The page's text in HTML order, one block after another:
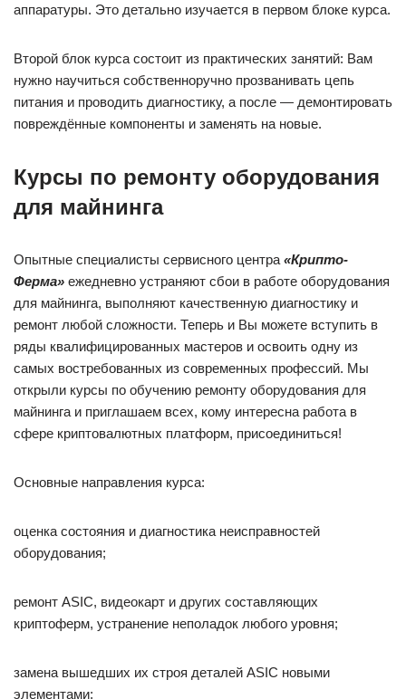
аппаратуры. Это детально изучается в первом блоке курса.
Второй блок курса состоит из практических занятий: Вам
нужно научиться собственноручно прозванивать цепь
питания и проводить диагностику, а после — демонтировать
повреждённые компоненты и заменять на новые.
Курсы по ремонту оборудования
для майнинга
Опытные специалисты сервисного центра «Крипто-
Ферма» ежедневно устраняют сбои в работе оборудования
для майнинга, выполняют качественную диагностику и
ремонт любой сложности. Теперь и Вы можете вступить в
ряды квалифицированных мастеров и освоить одну из
самых востребованных из современных профессий. Мы
открыли курсы по обучению ремонту оборудования для
майнинга и приглашаем всех, кому интересна работа в
сфере криптовалютных платформ, присоединиться!
Основные направления курса:
оценка состояния и диагностика неисправностей
оборудования;
ремонт ASIC, видеокарт и других составляющих
криптоферм, устранение неполадок любого уровня;
замена вышедших их строя деталей ASIC новыми
элементами;